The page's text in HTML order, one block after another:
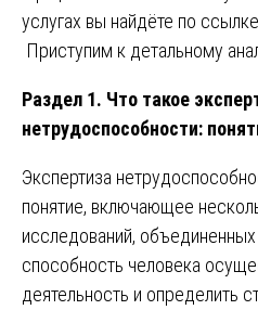
услугах вы найдёте по
Приступим к детальному
Раздел 1. Что такое
нетрудоспособности:
Экспертиза
понятие, включающее
исследований,
способность человека
деятельность и определить